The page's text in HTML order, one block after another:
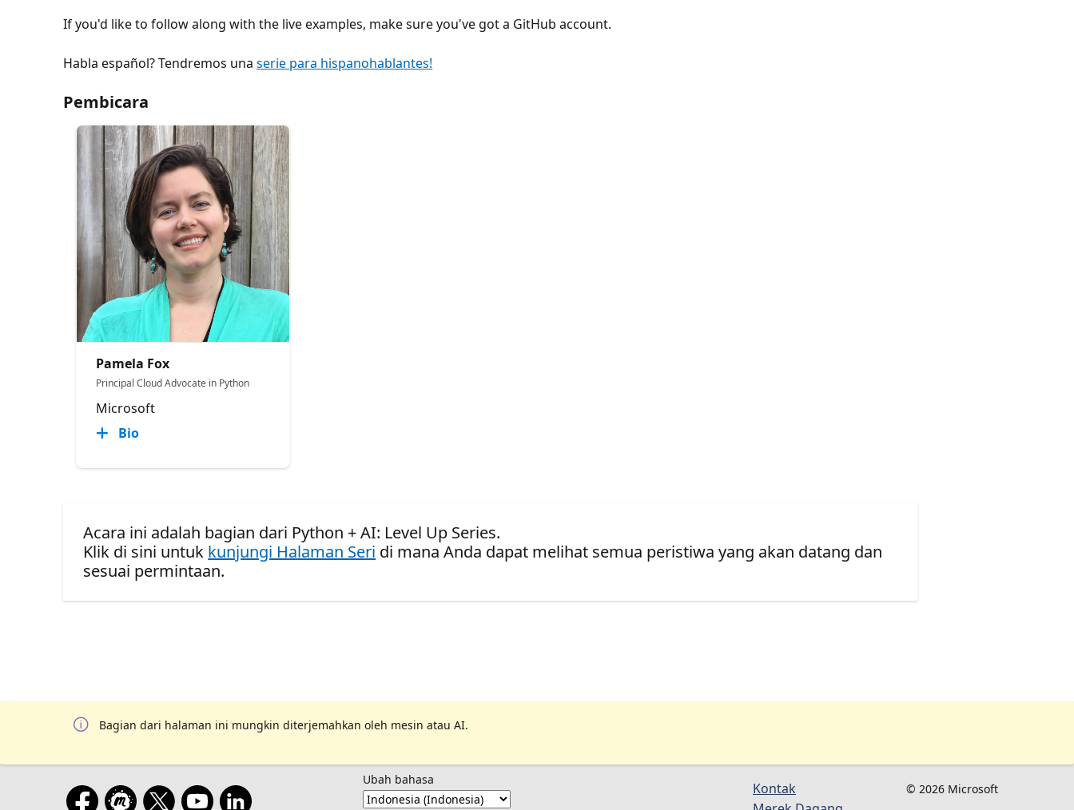
If you'd like to follow along with the live examples, make sure you've got a GitHub account.
Habla español? Tendremos unaserie para hispanohablantes!
Pembicara
Pamela Fox
Principal Cloud Advocate in Python
Microsoft
Bio
Acara ini adalah bagian dari Python + AI: Level Up Series.
Klik di sini untuk kunjungi Halaman Seri di mana Anda dapat melihat semua peristiwa yang akan datang dan
sesuai permintaan.
Bagian dari halaman ini mungkin diterjemahkan oleh mesin atau AI.
Ubah bahasa
Kontak
© 2026 Microsoft